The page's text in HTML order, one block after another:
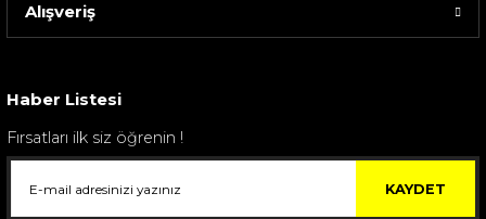
Sarev Elfıda Flanel Nevresim Takımı Çift Kişili...
Alışveriş
Haber Listesi
Fırsatları ilk siz öğrenin !
KAYDET